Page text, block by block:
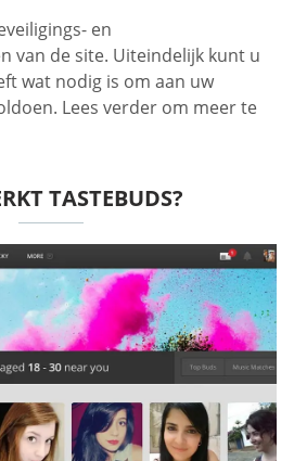
en
van de site. Uiteindelijk kunt u
wat nodig is om aan uw
Lees verder om meer te
TASTEBUDS?